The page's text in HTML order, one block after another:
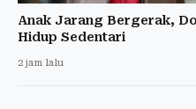
Anak Jarang Bergerak,
Hidup Sedentari
2 jam lalu